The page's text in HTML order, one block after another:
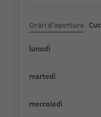
Orari d'apertura
lunedì
martedì
mercoledì